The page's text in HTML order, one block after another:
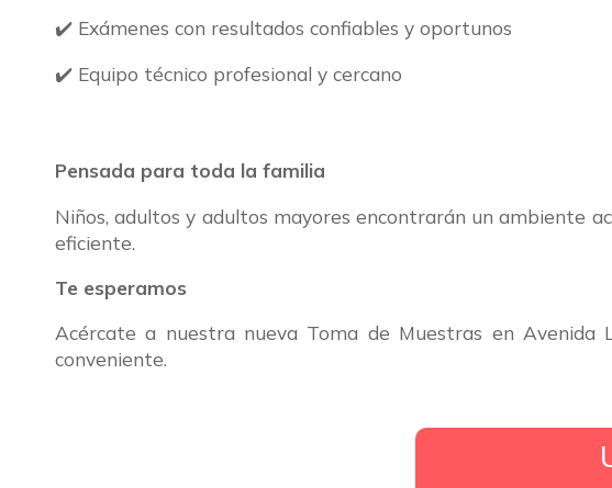
✔️ Exámenes con resultados confiables y oportunos
✔️ Equipo técnico profesional y cercano
Pensada para toda la familia
Niños, adultos y adultos mayores encontrarán un ambiente
eficiente.
Te esperamos
Acércate a nuestra nueva Toma de Muestras en Avenida
conveniente.